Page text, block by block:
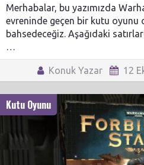
Merhabalar, bu yazımızda
evreninde geçen bir kutu oyunu
bahsedeceğiz. Aşağıdaki
…
Konuk Yazar 12
Kutu Oyunu